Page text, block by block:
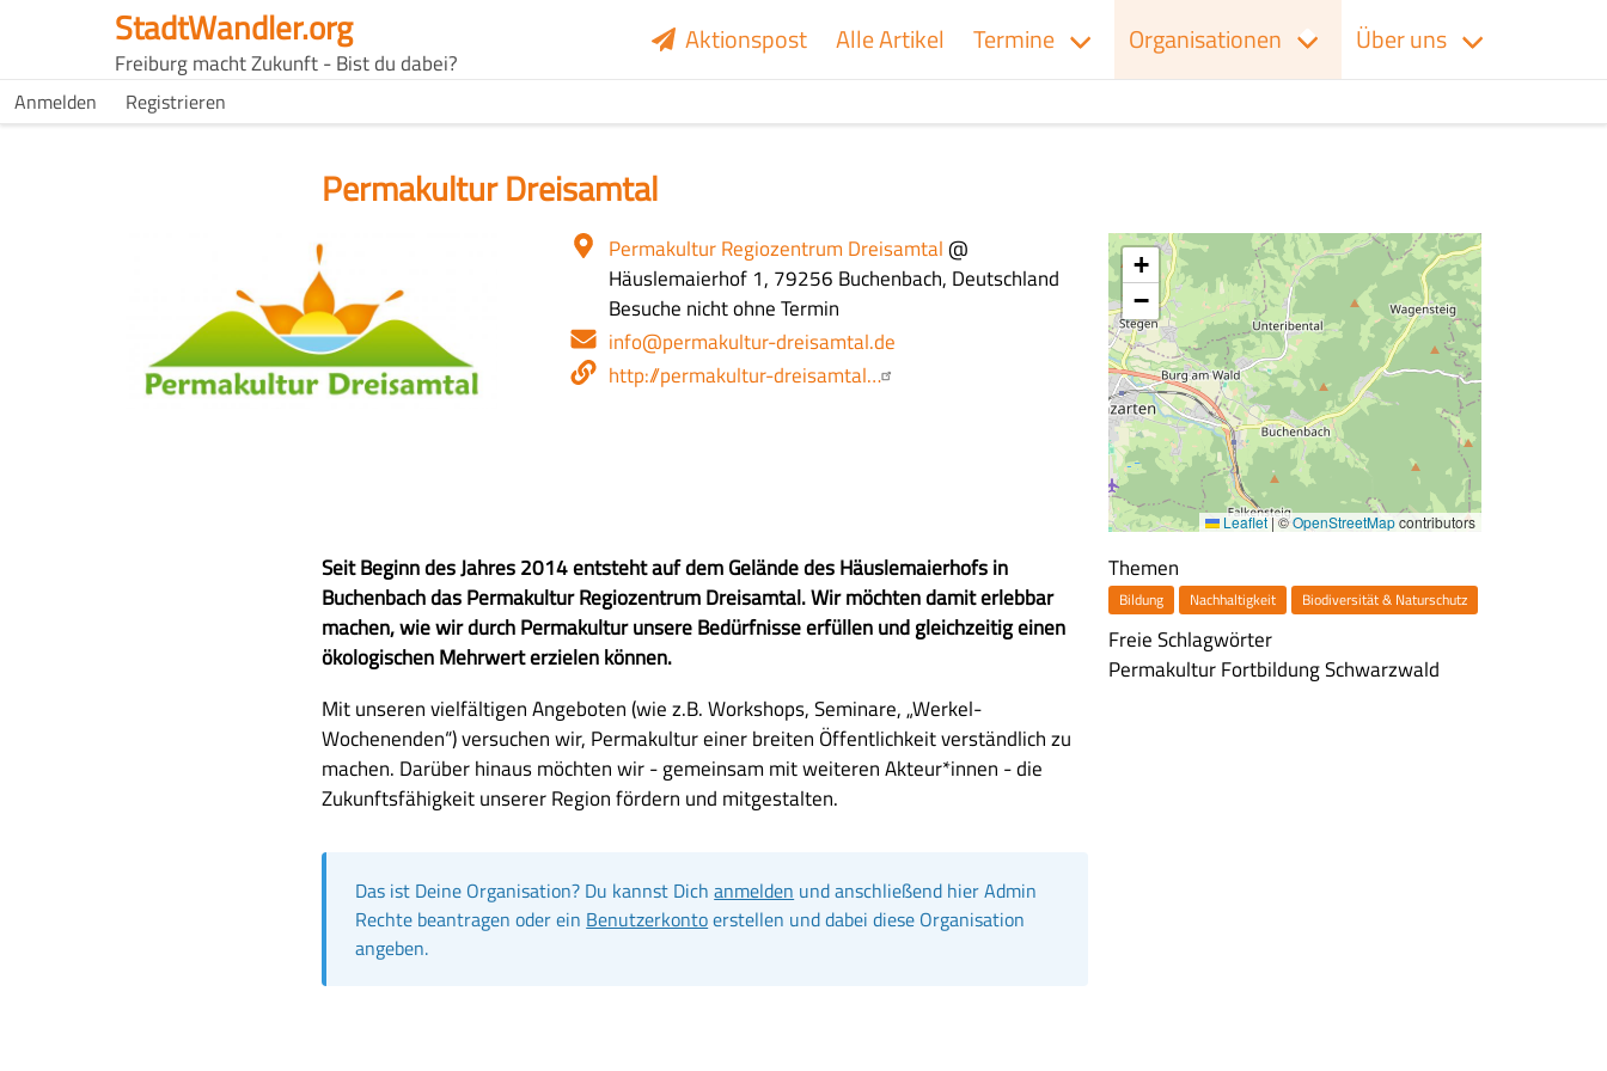
StadtWandler.org
Freiburg macht Zukunft - Bist du dabei?
H4C
Main
Aktionspost Alle Artikel Termine Organisationen Über uns
H4C
Anmelden Registrieren
Permakultur Dreisamtal
Ort
Permakultur Regiozentrum Dreisamtal@
Häuslemaierhof 1, 79256 Buchenbach, Deutschland
Öffnungszeiten
Besuche nicht ohne Termin
E-
Mail-
info@permakultur-dreisamtal.de
Webseite
http://permakultur-dreisamtal…
+
−
Leaflet|©OpenStreetMapcontributors
Z
u
s
a
m
e
n
f
s
g
Seit Beginn des Jahres 2014 entsteht auf dem Gelände des Häuslemaierhofs in
Buchenbach das Permakultur Regiozentrum Dreisamtal. Wir möchten damit erlebbar
machen, wie wir durch Permakultur unsere Bedürfnisse erfüllen und gleichzeitig einen
ökologischen Mehrwert erzielen können.
Themen
Bildung Nachhaltigkeit Biodiversität & Naturschutz
Freie Schlagwörter
PermakulturFortbildungSchwarzwald
A
u
s
f
h
c
Mit unseren vielfältigen Angeboten (wie z.B. Workshops, Seminare, „Werkel-
Wochenenden“) versuchen wir, Permakultur einer breiten Öffentlichkeit verständlich zu
machen. Darüber hinaus möchten wir - gemeinsam mit weiteren Akteur*innen - die
Zukunftsfähigkeit unserer Region fördern und mitgestalten.
Das ist Deine Organisation? Du kannst Dichanmelden und anschließend hier Admin
Rechte beantragen oder ein Benutzerkontoerstellen und dabei diese Organisation
angeben.